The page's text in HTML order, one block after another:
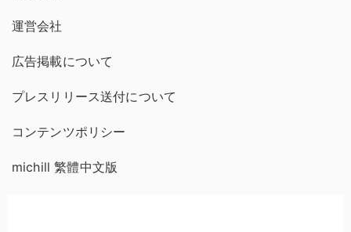
運営会社
広告掲載について
プレスリリース送付について
コンテンツポリシー
michill 繁體中文版